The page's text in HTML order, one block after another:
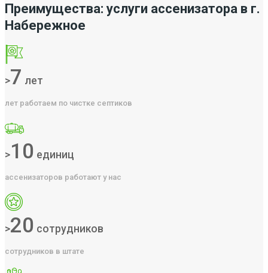
Преимущества: услуги ассенизатора в г.
Набережное
>7 лет
лет работаем по чистке септиков
>10 единиц
ассенизаторов работают у нас
>20 сотрудников
сотрудников в штате